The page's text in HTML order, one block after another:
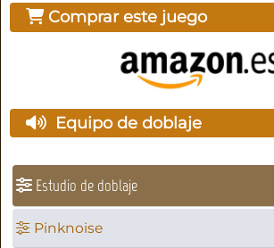
Comprar este juego
Equipo de doblaje
Estudio de doblaje
Pinknoise